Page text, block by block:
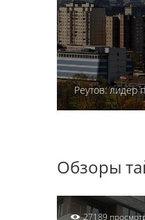
Реутов: лидер
Обзоры
27189